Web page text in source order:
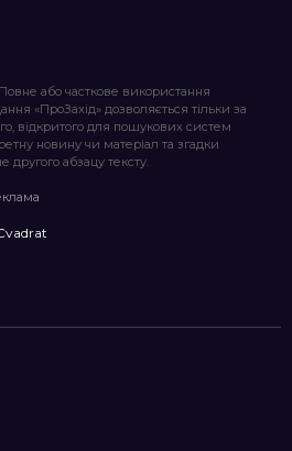
або часткове використання
«ПроЗахід» дозволяється тільки за
відкритого для пошукових систем
новину чи матеріал та згадки
абзацу тексту.